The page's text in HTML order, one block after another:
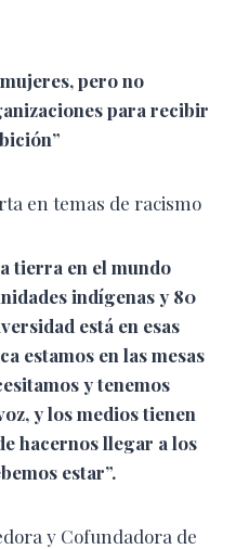
pero no
para recibir
en temas de racismo
tierra en el mundo
indígenas y 80
está en esas
estamos en las mesas
y tenemos
y los medios tienen
hacernos llegar a los
estar”.
y Cofundadora de